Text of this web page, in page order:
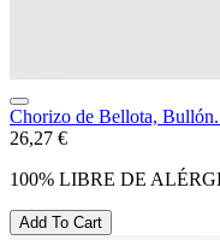
Chorizo de Bellota,
26,27 €
100% LIBRE DE
Add To Cart